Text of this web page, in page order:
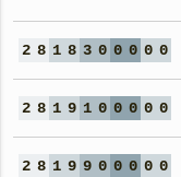
2 8 1 8 3 0 0 0 0 0
2 8 1 9 1 0 0 0 0 0
2 8 1 9 9 0 0 0 0 0